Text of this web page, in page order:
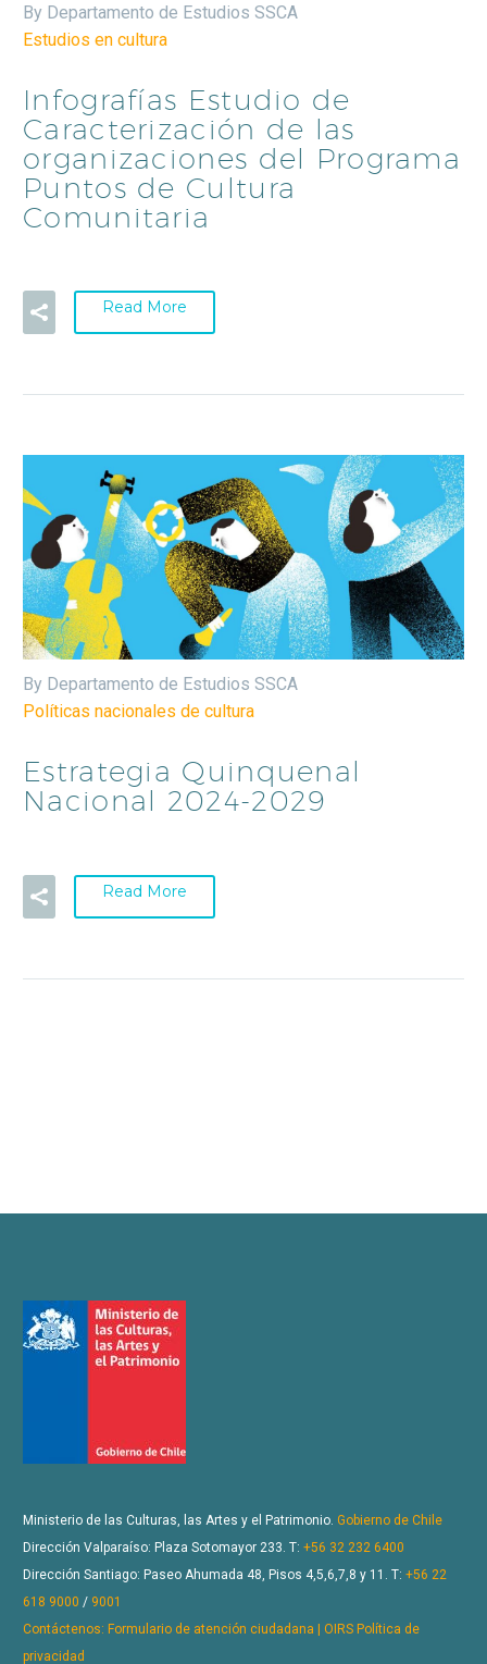
By Departamento de Estudios SSCA
Estudios en cultura
Infografías Estudio de
Caracterización de las
organizaciones del Programa
Puntos de Cultura
Comunitaria
Read More
By Departamento de Estudios SSCA
Políticas nacionales de cultura
Estrategia Quinquenal
Nacional 2024-2029
Read More
Ministerio de las Culturas, las Artes y el Patrimonio. Gobierno de Chile
Dirección Valparaíso: Plaza Sotomayor 233. T: +56 32 232 6400
Dirección Santiago: Paseo Ahumada 48, Pisos 4,5,6,7,8 y 11. T: +56 22
618 9000 / 9001
Contáctenos: Formulario de atención ciudadana | OIRS Política de
privacidad